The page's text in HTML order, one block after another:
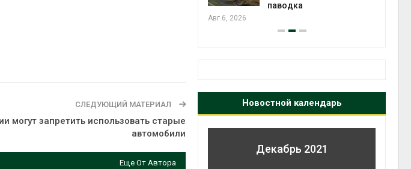
СЛЕДУЮЩИЙ МАТЕРИАЛ
могут запретить использовать старые
автомобили
Еще От Автора
паводка
Авг 6, 2026
Новостной календарь
Декабрь 2021